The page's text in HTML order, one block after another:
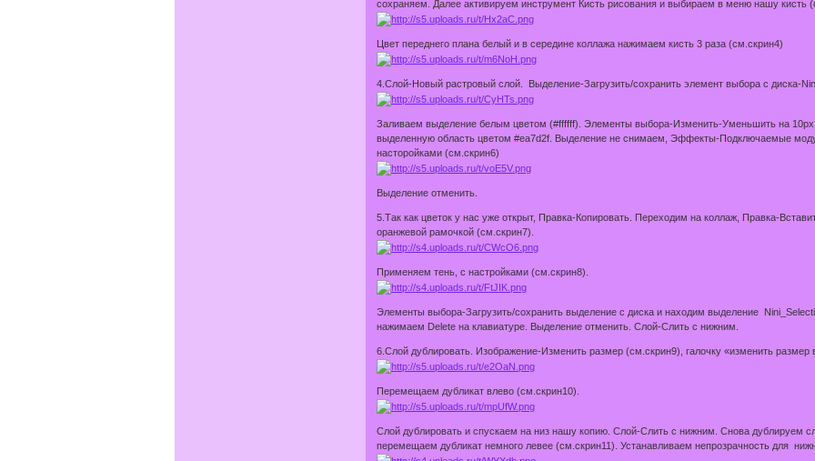
сохраняем. Далее активируем инструмент Кисть рисования и выбираем в меню нашу кисть
Цвет переднего плана белый и в середине коллажа нажимаем кисть 3 раза (см.скрин4)
4.Слой-Новый растровый слой. Выделение-Загрузить/сохранить элемент выбора с диска-
Заливаем выделение белым цветом (#ffffff). Элементы выбора-Изменить-Уменьшить на
выделенную область цветом #ea7d2f. Выделение не снимаем, Эффекты-Подключаемые
насторойками (см.скрин6)
Выделение отменить.
5.Так как цветок у нас уже открыт, Правка-Копировать. Переходим на коллаж, Правка-
оранжевой рамочкой (см.скрин7).
Применяем тень, с настройками (см.скрин8).
Элементы выбора-Загрузить/сохранить выделение с диска и находим выделение
нажимаем Delete на клавиатуре. Выделение отменить. Слой-Слить с нижним.
6.Слой дублировать. Изображение-Изменить размер (см.скрин9), галочку «изменить размер
Перемещаем дубликат влево (см.скрин10).
Слой дублировать и спускаем на низ нашу копию. Слой-Слить с нижним. Снова дублируем
перемещаем дубликат немного левее (см.скрин11). Устанавливаем непрозрачность для